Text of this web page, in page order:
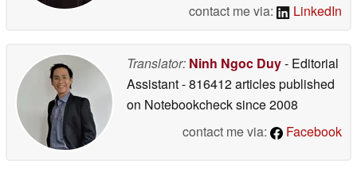
contact me via:
LinkedIn
Translator: Ninh Ngoc Duy- Editorial
Assistant- 816412 articles published
on Notebookchecksince 2008
contact me via:
Facebook